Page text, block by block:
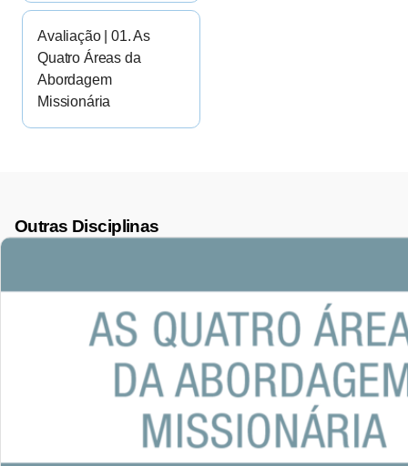
Avaliação | 01. As
Quatro Áreas da
Abordagem
Missionária
Outras Disciplinas